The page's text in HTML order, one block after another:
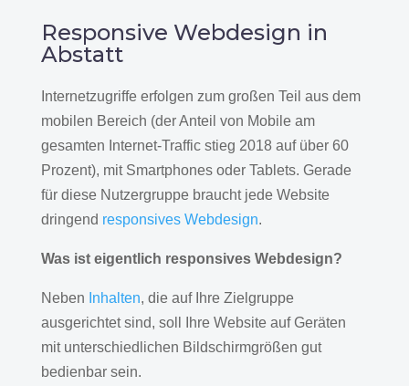
Responsive Webdesign in
Abstatt
Internetzugriffe erfolgen zum großen Teil aus dem
mobilen Bereich (der Anteil von Mobile am
gesamten Internet-Traffic stieg 2018 auf über 60
Prozent), mit Smartphones oder Tablets. Gerade
für diese Nutzergruppe braucht jede Website
dringend responsives Webdesign.
Was ist eigentlich responsives Webdesign?
Neben Inhalten, die auf Ihre Zielgruppe
ausgerichtet sind, soll Ihre Website auf Geräten
mit unterschiedlichen Bildschirmgrößen gut
bedienbar sein.